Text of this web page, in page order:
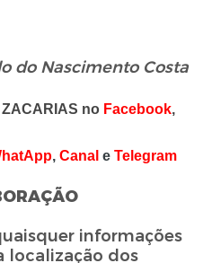
do Nascimento Costa
no Facebook,
,Canal eTelegram
informações
localização dos